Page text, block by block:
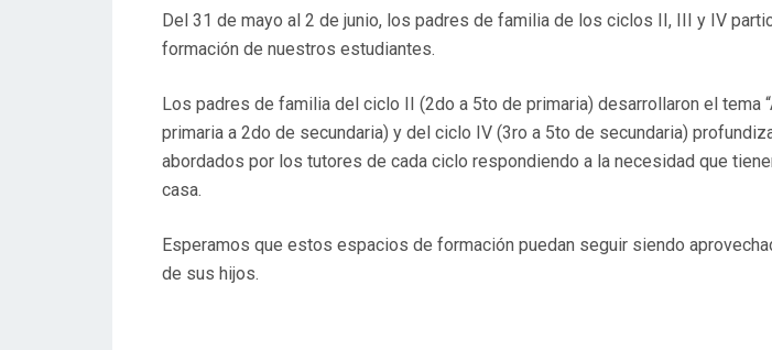
Del 31 de mayo al 2 de junio, los padres de familia de los ciclos II, III y IV
formación de nuestros estudiantes.
Los padres de familia del ciclo II (2do a 5to de primaria) desarrollaron el tema
primaria a 2do de secundaria) y del ciclo IV (3ro a 5to de secundaria)
abordados por los tutores de cada ciclo respondiendo a la necesidad que
casa.
Esperamos que estos espacios de formación puedan seguir siendo
de sus hijos.